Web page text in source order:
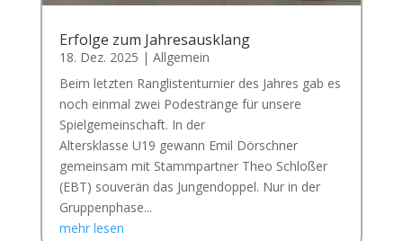
Erfolge zum Jahresausklang
18. Dez. 2025 | Allgemein
Beim letzten Ranglistenturnier des Jahres gab es
noch einmal zwei Podestränge für unsere
Spielgemeinschaft. In der
Altersklasse U19 gewann Emil Dörschner
gemeinsam mit Stammpartner Theo Schloßer
(EBT) souverän das Jungendoppel. Nur in der
Gruppenphase...
mehr lesen